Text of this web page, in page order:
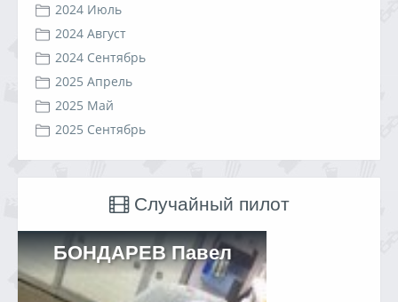
2024 Июль
2024 Август
2024 Сентябрь
2025 Апрель
2025 Май
2025 Сентябрь
Случайный пилот
БОНДАРЕВ Павел